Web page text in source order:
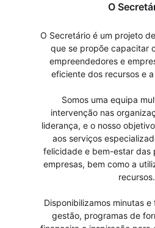
O
O Secretário é um projeto
que se propõe capacitar
empreendedores e
eficiente dos recursos e
Somos uma equipa
intervenção nas
liderança, e o nosso
aos serviços
felicidade e bem-estar das
empresas, bem como a
recursos.
Disponibilizamos minutas
gestão, programas de